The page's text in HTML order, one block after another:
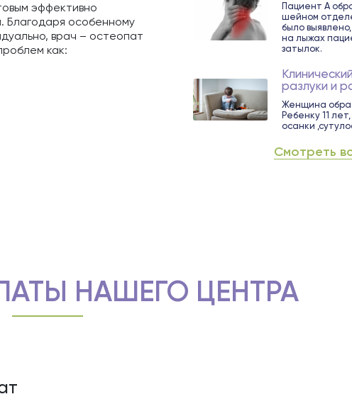
эффективно
Благодаря особенному
врач – остеопат
как:
Пациент А
шейном
было
на лыжах
затылок.
разлуки и
Женщина
Ребенку 11
осанки
Смотреть
НАШЕГО ЦЕНТРА